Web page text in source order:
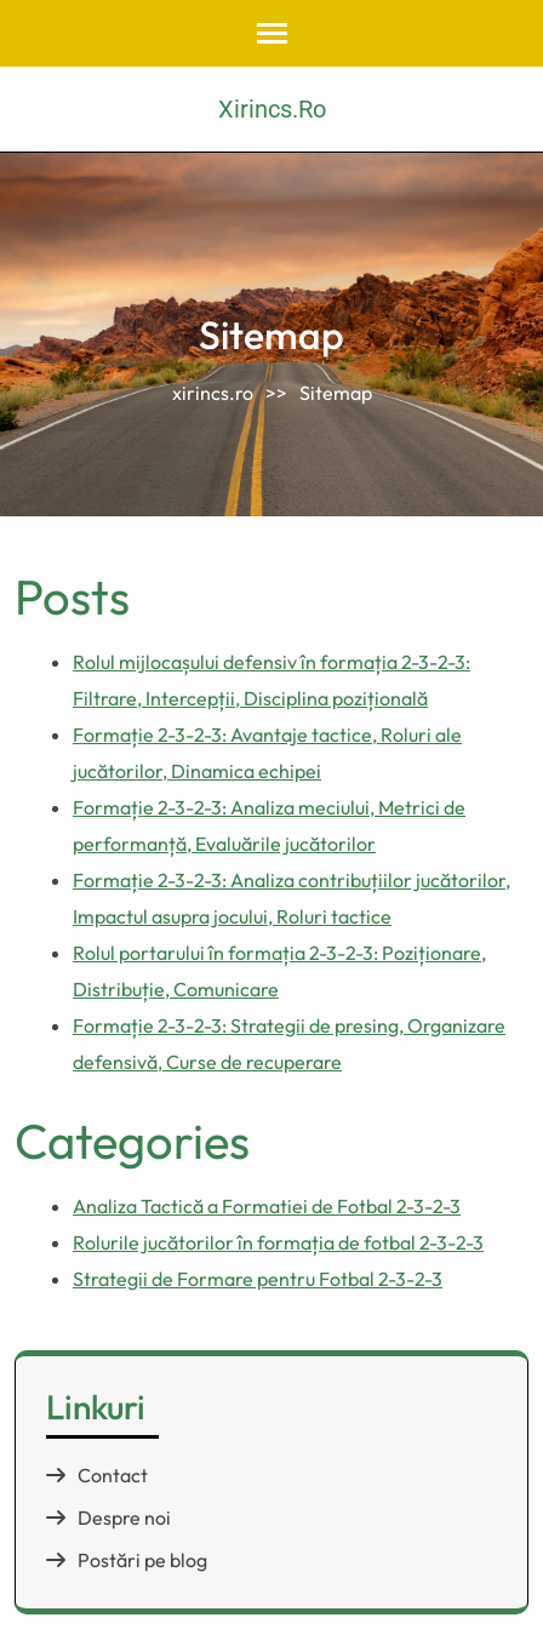
Xirincs.ro
Sitemap
xirincs.ro >> Sitemap
Posts
Rolul mijlocașului defensiv în formația 2-3-2-3:
Filtrare, Intercepții, Disciplina pozițională
Formație 2-3-2-3: Avantaje tactice, Roluri ale
jucătorilor, Dinamica echipei
Formație 2-3-2-3: Analiza meciului, Metrici de
performanță, Evaluările jucătorilor
Formație 2-3-2-3: Analiza contribuțiilor jucătorilor,
Impactul asupra jocului, Roluri tactice
Rolul portarului în formația 2-3-2-3: Poziționare,
Distribuție, Comunicare
Formație 2-3-2-3: Strategii de presing, Organizare
defensivă, Curse de recuperare
Categories
Analiza Tactică a Formatiei de Fotbal 2-3-2-3
Rolurile jucătorilor în formația de fotbal 2-3-2-3
Strategii de Formare pentru Fotbal 2-3-2-3
Linkuri
Contact
Despre noi
Postări pe blog